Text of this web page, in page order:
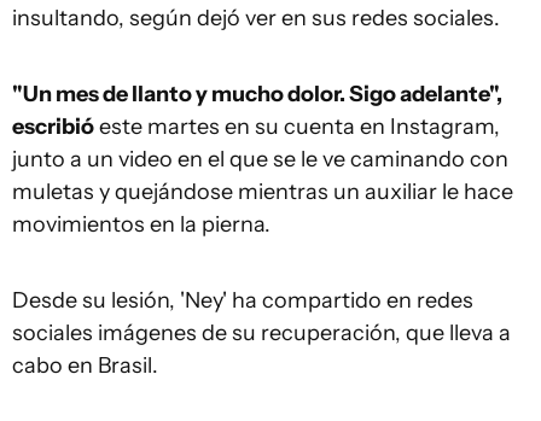
insultando, según dejó ver en sus redes sociales.
"Un mes de llanto y mucho dolor. Sigo adelante",
escribióeste martes en su cuenta en Instagram,
junto a un video en el que se le ve caminando con
muletas y quejándose mientras un auxiliar le hace
movimientos en la pierna.
Desde su lesión, 'Ney' ha compartido en redes
sociales imágenes de su recuperación, que lleva a
cabo en Brasil.